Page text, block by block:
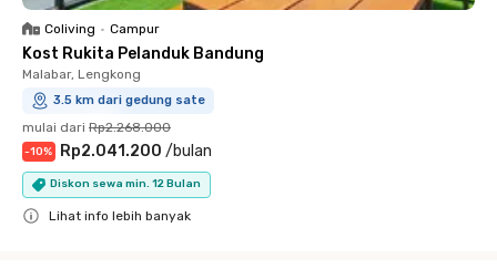
Coliving • Campur
Kost Rukita Pelanduk Bandung
Malabar, Lengkong
3.5 km dari gedung sate
mulai dari Rp2.268.000
-10% Rp2.041.200 /bulan
Diskon sewa min. 12 Bulan
Lihat info lebih banyak